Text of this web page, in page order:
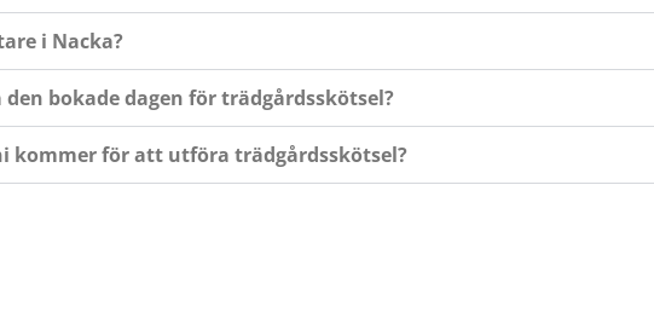
i Nacka?
bokade dagen för trädgårdsskötsel?
kommer för att utföra trädgårdsskötsel?